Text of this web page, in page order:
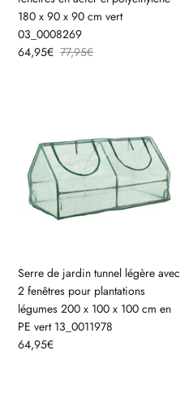
180 x 90 x 90 cm vert
03_0008269
64,95€ 77,95€
Serre de jardin tunnel légère avec
2 fenêtres pour plantations
légumes 200 x 100 x 100 cm en
PE vert 13_0011978
64,95€